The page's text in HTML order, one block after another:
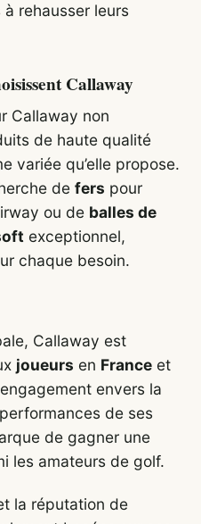
à rehausser leurs
Callaway
Callaway non
de haute qualité
variée qu’elle propose.
de fers pour
ou de balles de
exceptionnel,
chaque besoin.
Callaway est
joueurs en France et
envers la
de ses
de gagner une
les amateurs de golf.
la réputation de